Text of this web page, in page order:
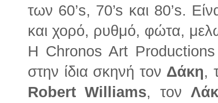
των 60’s, 70’s και 80’s.
και χορό, ρυθμό, φώτα,
Η Chronos Art
στην ίδια σκηνή τον Δάκη,
Robert Williams, τον